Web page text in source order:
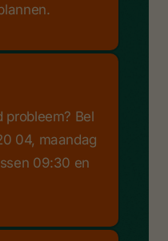
probleem? Bel
04, maandag
09:30 en